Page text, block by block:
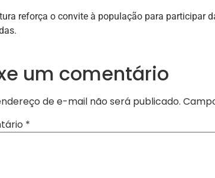
reforça o convite à população para participar
um comentário
de e-mail não será publicado.
*